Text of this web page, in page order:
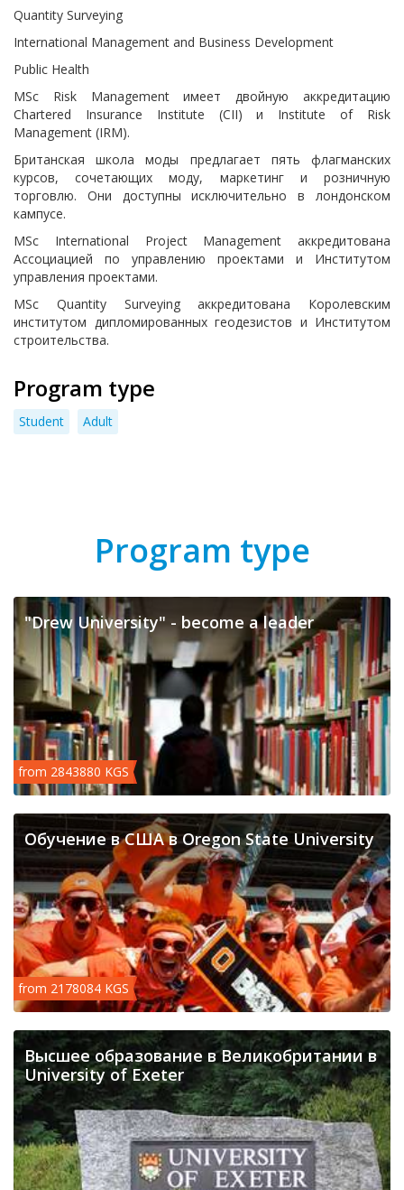
Quantity Surveying
International Management and Business Development
Public Health
MSc Risk Management имеет двойную аккредитацию
Chartered Insurance Institute (CII) и Institute of Risk
Management (IRM).
Британская школа моды предлагает пять флагманских
курсов, сочетающих моду, маркетинг и розничную
торговлю. Они доступны исключительно в лондонском
кампусе.
MSc International Project Management аккредитована
Ассоциацией по управлению проектами и Институтом
управления проектами.
MSc Quantity Surveying аккредитована Королевским
институтом дипломированных геодезистов и Институтом
строительства.
Program type
Student Adult
Program type
"Drew University" - become a leader
from 2843880 KGS
Обучение в США в Oregon State University
from 2178084 KGS
Высшее образование в Великобритании в
University of Exeter